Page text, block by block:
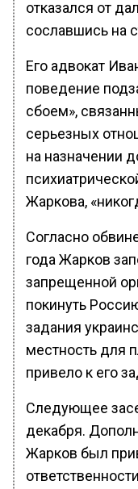
отказался от
сославшись на
Его адвокат
поведение
сбоем»,
серьезных
на назначении
Жаркова,
Согласно
года Жарков
запрещенной
покинуть
задания
местность для
привело к его
Следующее
декабря.
Жарков был